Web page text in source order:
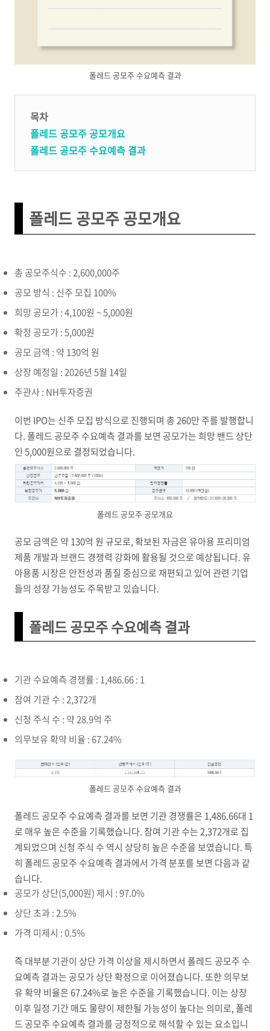
폴레드 공모주 수요예측 결과
목차
폴레드 공모주 공모개요
폴레드 공모주 수요예측 결과
폴레드 공모주 공모개요
총 공모주식수 : 2,600,000주
공모 방식 : 신주 모집 100%
희망 공모가 : 4,100원 ~ 5,000원
확정 공모가 : 5,000원
공모 금액 : 약 130억 원
상장 예정일 : 2026년 5월 14일
주관사 : NH투자증권
이번 IPO는 신주 모집 방식으로 진행되며 총 260만 주를 발행합니
다. 폴레드 공모주 수요예측 결과를 보면 공모가는 희망 밴드 상단
인 5,000원으로 결정되었습니다.
폴레드 공모주 공모개요
공모 금액은 약 130억 원 규모로, 확보된 자금은 유아용 프리미엄
제품 개발과 브랜드 경쟁력 강화에 활용될 것으로 예상됩니다. 유
아용품 시장은 안전성과 품질 중심으로 재편되고 있어 관련 기업
들의 성장 가능성도 주목받고 있습니다.
폴레드 공모주 수요예측 결과
기관 수요예측 경쟁률 : 1,486.66 : 1
참여 기관 수 : 2,372개
신청 주식 수 : 약 28.9억 주
의무보유 확약 비율 : 67.24%
폴레드 공모주 수요예측 결과
폴레드 공모주 수요예측 결과를 보면 기관 경쟁률은 1,486.66대 1
로 매우 높은 수준을 기록했습니다. 참여 기관 수는 2,372개로 집
계되었으며 신청 주식 수 역시 상당히 높은 수준을 보였습니다. 특
히 폴레드 공모주 수요예측 결과에서 가격 분포를 보면 다음과 같
습니다.
공모가 상단(5,000원) 제시 : 97.0%
상단 초과 : 2.5%
가격 미제시 : 0.5%
즉 대부분 기관이 상단 가격 이상을 제시하면서 폴레드 공모주 수
요예측 결과는 공모가 상단 확정으로 이어졌습니다. 또한 의무보
유 확약 비율은 67.24%로 높은 수준을 기록했습니다. 이는 상장
이후 일정 기간 매도 물량이 제한될 가능성이 높다는 의미로, 폴레
드 공모주 수요예측 결과를 긍정적으로 해석할 수 있는 요소입니